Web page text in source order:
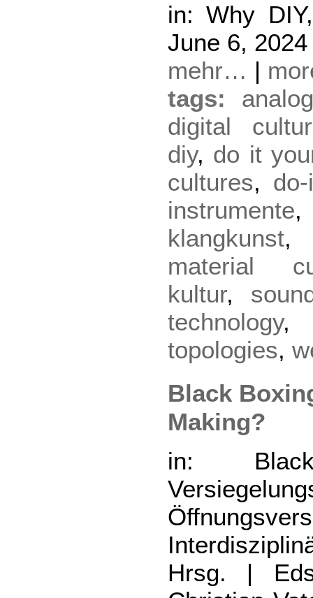
in: Why
June 6,
mehr… |
tags:
digital
diy, do it
cultures,
instrumente
klangkunst,
material
kultur,
technology
topologies,
Black
Making?
in:
Hrsg. |